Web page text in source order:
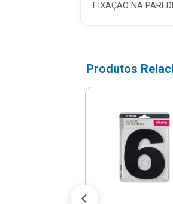
FIXAÇÃO NA
Produtos